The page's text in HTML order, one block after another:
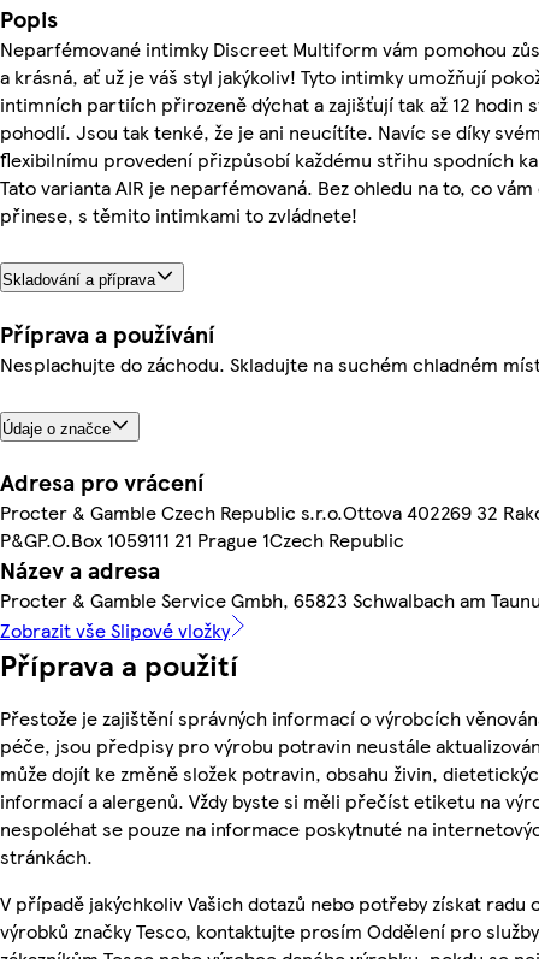
Popis
Neparfémované intimky Discreet Multiform vám pomohou
a krásná, ať už je váš styl jakýkoliv! Tyto intimky umožňují
intimních partiích přirozeně dýchat a zajišťují tak až 12 hodin
pohodlí. Jsou tak tenké, že je ani neucítíte. Navíc se díky
flexibilnímu provedení přizpůsobí každému střihu spodních
Tato varianta AIR je neparfémovaná. Bez ohledu na to, co
přinese, s těmito intimkami to zvládnete!
Skladování a příprava
Příprava a používání
Nesplachujte do záchodu. Skladujte na suchém chladném
Údaje o značce
Adresa pro vrácení
Procter & Gamble Czech Republic s.r.o.Ottova 402269 32
P&GP.O.Box 1059111 21 Prague 1Czech Republic
Název a adresa
Procter & Gamble Service Gmbh, 65823 Schwalbach am
Zobrazit vše Slipové vložky
Příprava a použití
Přestože je zajištění správných informací o výrobcích
péče, jsou předpisy pro výrobu potravin neustále
může dojít ke změně složek potravin, obsahu živin,
informací a alergenů. Vždy byste si měli přečíst etiketu na
nespoléhat se pouze na informace poskytnuté na
stránkách.
V případě jakýchkoliv Vašich dotazů nebo potřeby získat radu
výrobků značky Tesco, kontaktujte prosím Oddělení pro služby